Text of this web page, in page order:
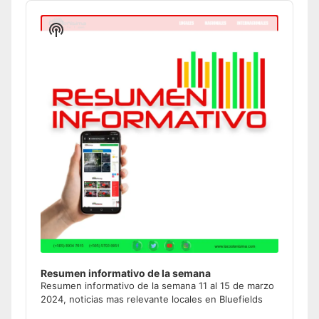
Audio
Player
Resumen informativo de la semana
Resumen informativo de la semana 11 al 15 de marzo
2024, noticias mas relevante locales en Bluefields
Show